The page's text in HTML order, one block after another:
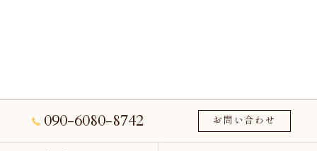
090-6080-8742 お問い合わせ